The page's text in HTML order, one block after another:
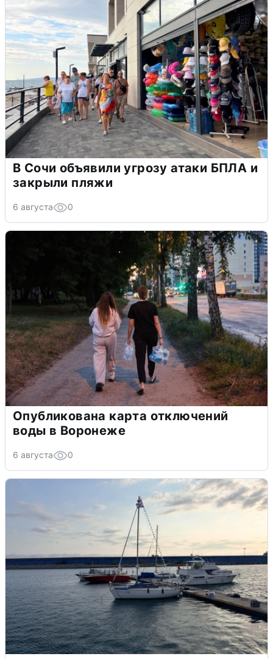
В Сочи объявили угрозу атаки БПЛА и
закрыли пляжи
6 августа 0
Опубликована карта отключений
воды в Воронеже
6 августа 0